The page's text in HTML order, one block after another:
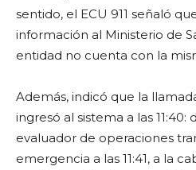
sentido, el ECU 911 señaló
información al Ministerio de
entidad no cuenta con la
Además, indicó que la
ingresó al sistema a las
evaluador de operaciones
emergencia a las 11:41, a la